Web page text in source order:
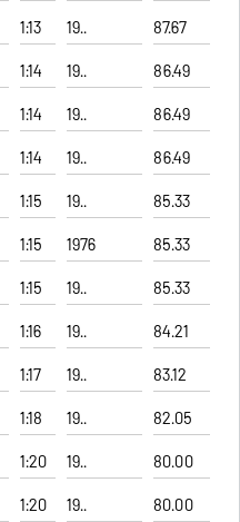
1:13 19..
87.67
1:14 19..
86.49
1:14 19..
86.49
1:14 19..
86.49
1:15 19..
85.33
1:15 1976
85.33
1:15 19..
85.33
1:16 19..
84.21
1:17 19..
83.12
1:18 19..
82.05
1:20 19..
80.00
1:20 19..
80.00